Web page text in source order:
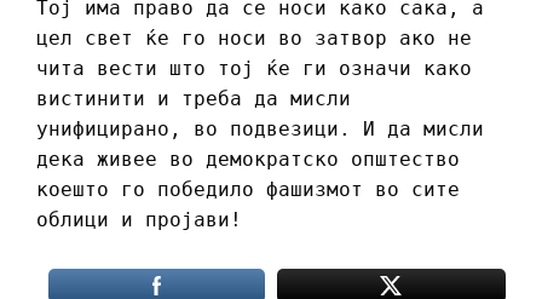
Тој има право да се носи како сака, а
цел свет ќе го носи во затвор ако не
чита вести што тој ќе ги означи како
вистинити и треба да мисли
унифицирано, во подвезици. И да мисли
дека живее во демократско општество
коешто го победило фашизмот во сите
облици и пројави!